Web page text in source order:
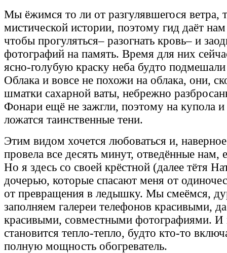
Мы ёжимся то ли от разгулявшегося ветра,
мистической истории, поэтому гид даёт
чтобы прогуляться– разогнать кровь– и
фотографий на память. Время для них
ясно-голубую краску неба будто
Облака и вовсе не похожи на облака, они,
шматки сахарной ваты, небрежно
Фонари ещё не зажгли, поэтому на купола
ложатся таинственные тени.
Этим видом хочется любоваться и,
провела все десять минут, отведённые нам,
Но я здесь со своей крёстной (далее тётя
дочерью, которые спасают меня от
от превращения в ледышку. Мы смеёмся,
заполняем галереи телефонов красивыми,
красивыми, совместными фотографиями. И
становится тепло-тепло, будто кто-то
полную мощность обогреватель.